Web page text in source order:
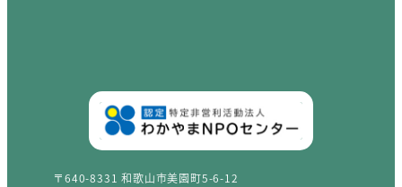
〒640-8331 和歌山市美園町5-6-12